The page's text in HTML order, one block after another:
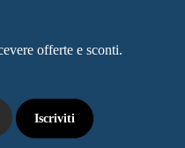
offerte e sconti.